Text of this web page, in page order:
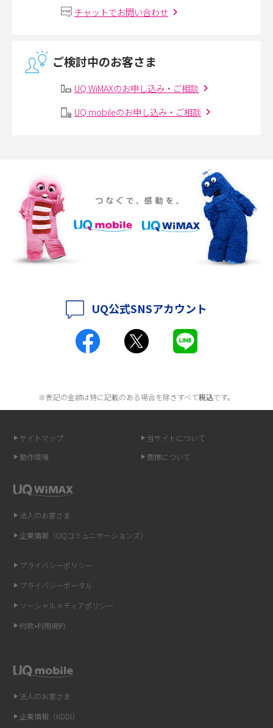
Wi-Fiルーターの設定方法をわかりやすく解説！事前に準備すべきものも紹
無線LANとは？メリット・デメリットや接続方法を解説
メッシュWi-Fiとは？仕組みやメリット・デメリット、中継機との違いを解
ポケット型Wi-Fiをレンタルするメリットとは？選び方や向いている方の特
徴も紹介
持ち運びできるポケット型Wi-Fiのおススメの選び方は？メリット・デメリ
ットも紹介
ポケット型Wi-Fiとは？通信の仕組みやメリット・デメリットを解説
工事不要！置くだけWi-Fiの特徴は？メリット・デメリットや選び方を解説
介
ポケット型Wi-Fi（モバイルWi-Fi）とは？おススメする方の特徴や選び方を
点も解説
ギガバイト（GB）とは？1GBの目安やギガが足りない時の対処法を紹介
Wi-Fi 6とは？Wi-Fi 5との違いやメリットと注意点、規格の種類も解説
光ファイバーとは？仕組みやメリット・デメリットを初心者向けにわかり
やすく解説
チャットでお問い合わせ
ご検討中のお客さま
UQ WiMAXのお申し込み・ご相談
UQ mobileのお申し込み・ご相談
UQ公式SNSアカウント
※表記の金額は特に記載のある場合を除きすべて税込です。
サイトマップ
当サイトについて
動作環境
商標について
法人のお客さま
企業情報（KDDI）
法人のお客さま
企業情報（UQコミュニケーションズ）
プライバシーポリシー
プライバシーポータル
ソーシャルメディアポリシー
約款•利用規約